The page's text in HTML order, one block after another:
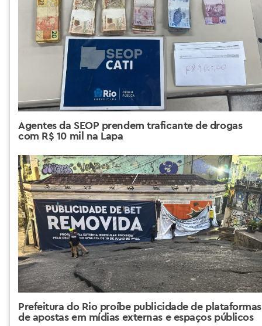
Agentes da SEOP prendem traficante de drogas
com R$ 10 mil na Lapa
Prefeitura do Rio proíbe publicidade de plataformas
de apostas em mídias externas e espaços públicos